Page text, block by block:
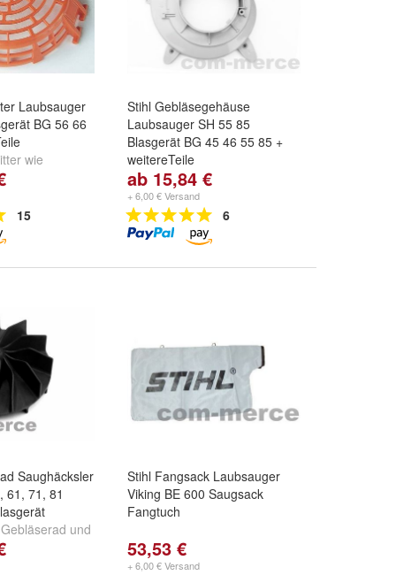
Laubsauger
BG 56 66
wie
+
15
Stihl Gebläsegehäuse
Laubsauger SH 55 85
Blasgerät BG 45 46 55 85 +
weitereTeile
Sie wählen :: Gebläsegehäuse
aussen,Schutzgitter +
Schenkelfeder, Häckselstern
undweitere ...
ab 15,84 €
+ 6,00 € Versand
6
Saughäcksler
61, 71, 81
Gebläserad und
71, 81
Stihl Fangsack Laubsauger
Viking BE 600 Saugsack
Fangtuch
53,53 €
+ 6,00 € Versand